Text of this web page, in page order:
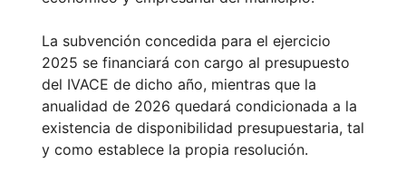
La subvención concedida para el ejercicio
2025 se financiará con cargo al presupuesto
del IVACE de dicho año, mientras que la
anualidad de 2026 quedará condicionada a la
existencia de disponibilidad presupuestaria, tal
y como establece la propia resolución.